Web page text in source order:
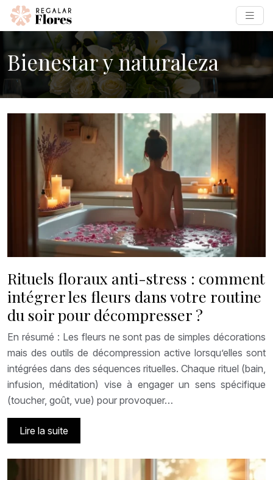
Bienestar y naturaleza
Rituels floraux anti-stress : comment
intégrer les fleurs dans votre routine
du soir pour décompresser ?
En résumé : Les fleurs ne sont pas de simples décorations
mais des outils de décompression active lorsqu’elles sont
intégrées dans des séquences rituelles. Chaque rituel (bain,
infusion, méditation) vise à engager un sens spécifique
(toucher, goût, vue) pour provoquer…
Lire la suite